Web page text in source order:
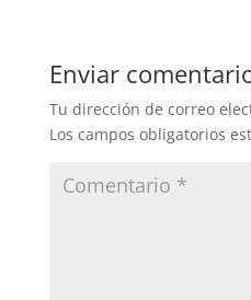
b
o
o
dI
n
Enviar
Tu dirección de correo
Los campos obligatorios